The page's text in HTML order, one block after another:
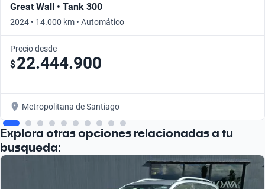
Great Wall • Tank 300
2024 • 14.000 km • Automático
Precio desde
$22.444.900
Metropolitana de Santiago
Explora otras opciones relacionadas a tu
busqueda: